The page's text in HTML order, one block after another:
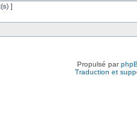
]
Propulsé par
Traduction et